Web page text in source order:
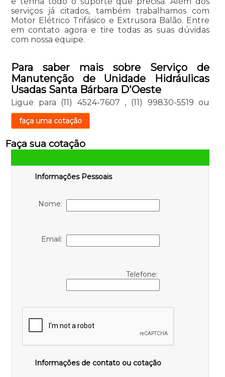
serviços já citados, também trabalhamos com
Motor Elétrico Trifásico e Extrusora Balão. Entre
em contato agora e tire todas as suas dúvidas
com nossa equipe.
Para saber mais sobre Serviço de
Manutenção de Unidade Hidráulicas
Usadas Santa Bárbara D'Oeste
Ligue para (11) 4524-7607 , (11) 99830-5519 ou
faça uma cotação
Faça sua cotação
Informações Pessoais
Nome:
Email:
Telefone:
Informações de contato ou cotação